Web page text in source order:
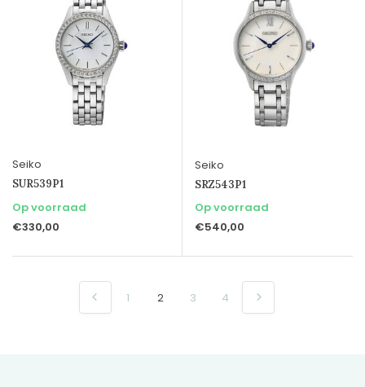
Seiko
SUR539P1
Op voorraad
€330,00
Seiko
SRZ543P1
Op voorraad
€540,00
1 2 3 4